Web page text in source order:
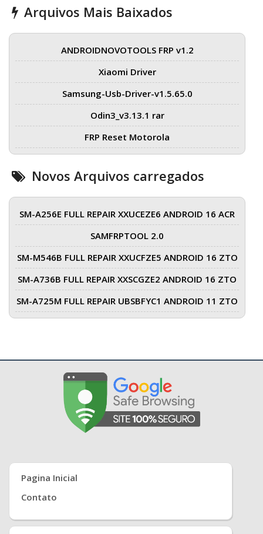
Arquivos Mais Baixados
ANDROIDNOVOTOOLS FRP v1.2
Xiaomi Driver
Samsung-Usb-Driver-v1.5.65.0
Odin3_v3.13.1 rar
FRP Reset Motorola
Novos Arquivos carregados
SM-A256E FULL REPAIR XXUCEZE6 ANDROID 16 ACR
SAMFRPTOOL 2.0
SM-M546B FULL REPAIR XXUCFZE5 ANDROID 16 ZTO
SM-A736B FULL REPAIR XXSCGZE2 ANDROID 16 ZTO
SM-A725M FULL REPAIR UBSBFYC1 ANDROID 11 ZTO
Pagina Inicial
Contato